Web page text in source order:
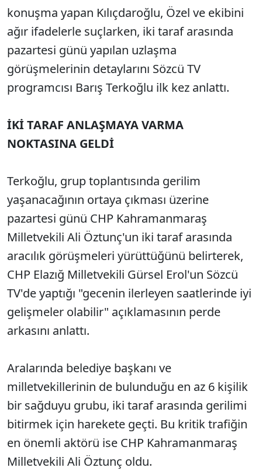
konuşma yapan Kılıçdaroğlu, Özel ve ekibini
ağır ifadelerle suçlarken, iki taraf arasında
pazartesi günü yapılan uzlaşma
görüşmelerinin detaylarını Sözcü TV
programcısı Barış Terkoğlu ilk kez anlattı.
İKİ TARAF ANLAŞMAYA VARMA
NOKTASINA GELDİ
Terkoğlu, grup toplantısında gerilim
yaşanacağının ortaya çıkması üzerine
pazartesi günü CHP Kahramanmaraş
Milletvekili Ali Öztunç'un iki taraf arasında
aracılık görüşmeleri yürüttüğünü belirterek,
CHP Elazığ Milletvekili Gürsel Erol'un Sözcü
TV'de yaptığı "gecenin ilerleyen saatlerinde iyi
gelişmeler olabilir" açıklamasının perde
arkasını anlattı.
Aralarında belediye başkanı ve
milletvekillerinin de bulunduğu en az 6 kişilik
bir sağduyu grubu, iki taraf arasında gerilimi
bitirmek için harekete geçti. Bu kritik trafiğin
en önemli aktörü ise CHP Kahramanmaraş
Milletvekili Ali Öztunç oldu.